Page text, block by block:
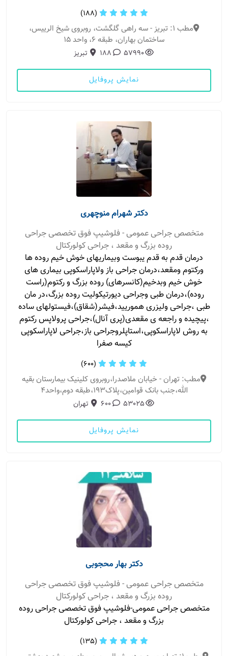
(188)
مطب 1: تبریز - سه راهی گلگشت، روبروی شیخ الرییس،
ساختمان بهاران، طبقه ۶، واحد ۱۵
57990
188 تبریز
نمایش پروفایل
دکتر شهرام منوچهری
متخصص جراحی عمومی - فلوشیپ فوق تخصصی جراحی
روده بزرگ و مقعد ، جراحی کولورکتال
درمان قدم به قدم یبوست وبیماریهای خوش خیم روده ها
ورکتوم ومقعد،درمان جراحی باز ولاپاراسکوپی بیماری های
خوش خیم وبدخیم(کانسرهای) روده بزرگ و رکتوم(راست
روده)،درمان طبی وجراحی دیورتیکولیت روده بزرگ،در مان
طبی ،جراحی ولیزری هموریید،فیشر(شقاق)،فیستولهای ساده
،پیچیده و راجعه ی مقعدی(پری آنال)،جراحی پرولاپس رکتوم
به روش لاپاراسکوپی،استاپلروجراحی باز،جراحی لاپاراسکوپی
کیسه صفرا
(600)
مطب: تهران - خیابان ملاصدرا،روبروی کلینیک بیمارستان بقیه
الله،جنب بانک قوامین،پلاک۱۹۳،طبقه دوم،واحد۴
53025
600 تهران
نمایش پروفایل
دکتر بهار محجوبی
متخصص جراحی عمومی - فلوشیپ فوق تخصصی جراحی
روده بزرگ و مقعد ، جراحی کولورکتال
متخصص جراحی عمومی-فلوشیپ فوق تخصصی جراحی روده
بزرگ و مقعد ، جراحی کولورکتال
(135)